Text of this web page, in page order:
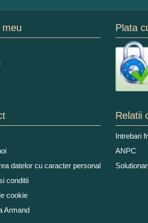
meu Plata
datelor cu caracter personal
conditii
cookie
Armand
Relatii
Intrebari
ANPC